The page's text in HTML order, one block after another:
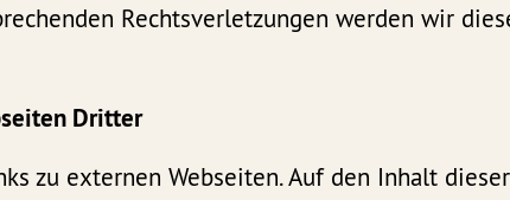
Rechtsverletzungen werden wir
Dritter
zu externen Webseiten. Auf den Inhalt